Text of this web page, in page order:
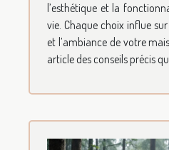
l’esthétique et la
vie. Chaque choix influe
et l’ambiance de votre
article des conseils précis